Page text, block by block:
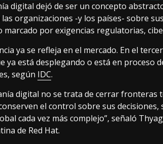
digital dejó de ser un concepto
organizaciones -y los países- sobre
por exigencias regulatorias,
ya se refleja en el mercado. En el
ya está desplegando o está en proceso
según IDC.
digital no se trata de cerrar fronteras
el control sobre sus
cada vez más complejo”, señaló
de Red Hat.